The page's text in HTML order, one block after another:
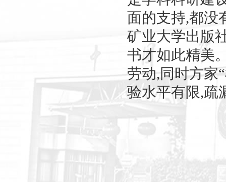
面的支持,都没
矿业大学出版
书才如此精美
劳动,同时方家“
验水平有限,疏